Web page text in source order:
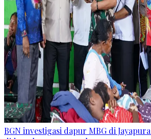
BGN investigasi dapur MBG di